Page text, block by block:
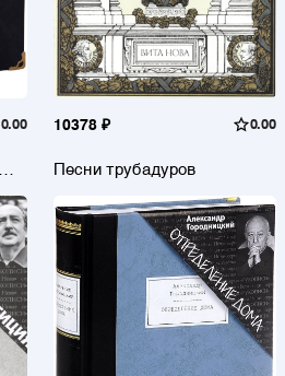
0.00 10378 ₽ 0.00
Песни трубадуров